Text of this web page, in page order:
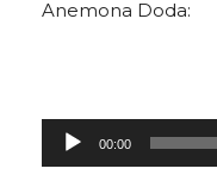
Anemona Doda:
l
00:00